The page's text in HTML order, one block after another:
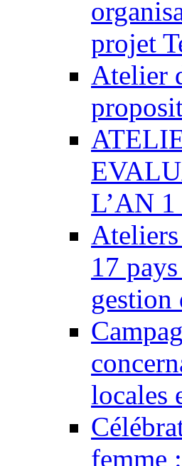
projet
Atelier
L’AN
17
gestion
locales
femme